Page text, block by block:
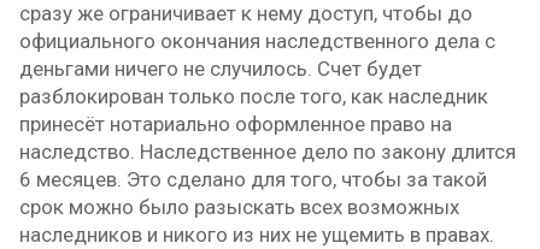
сразу же ограничивает к нему доступ, чтобы до
официального окончания наследственного дела с
деньгами ничего не случилось. Счет будет
разблокирован только после того, как наследник
принесёт нотариально оформленное право на
наследство. Наследственное дело по закону длится
6 месяцев. Это сделано для того, чтобы за такой
срок можно было разыскать всех возможных
наследников и никого из них не ущемить в правах.